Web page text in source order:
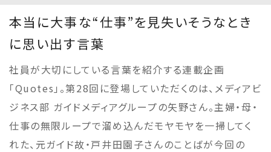
本当に大事な“仕事”を見失いそうなとき
に思い出す言葉
社員が大切にしている言葉を紹介する連載企画
「Quotes」。第28回に登場していただくのは、メディアビ
ジネス部 ガイドメディアグループの矢野さん。主婦・母・
仕事の無限ループで溜め込んだモヤモヤを一掃してく
れた、元ガイド故・戸井田園子さんのことばが今回の